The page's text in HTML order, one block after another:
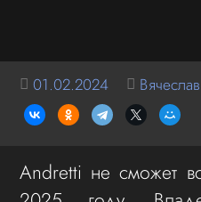
01.02.2024
Andretti не сможет